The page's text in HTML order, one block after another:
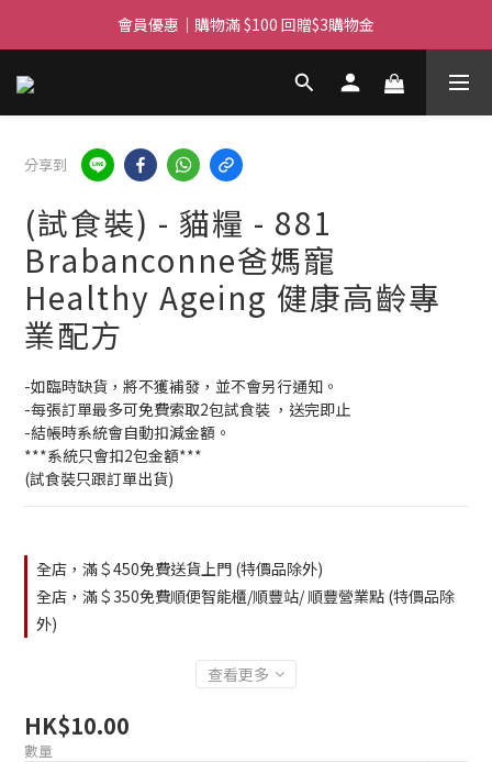
滿$450免費送貨上門 I 滿$350免運 順豐自取
會員優惠｜購物滿 $100 回贈$3購物金
滿$450免費送貨上門 I 滿$350免運 順豐自取
分享到
(試食裝) - 貓糧 - 881
Brabanconne爸媽寵
Healthy Ageing 健康高齡專
業配方
-如臨時缺貨，將不獲補發，並不會另行通知。
-每張訂單最多可免費索取2包試食裝 ，送完即止
-結帳時系統會自動扣減金額。
***系統只會扣2包金額***
(試食裝只跟訂單出貨)
全店，滿＄450免費送貨上門 (特價品除外)
全店，滿＄350免費順便智能櫃/順豐站/ 順豐營業點 (特價品除
外)
查看更多
HK$10.00
數量